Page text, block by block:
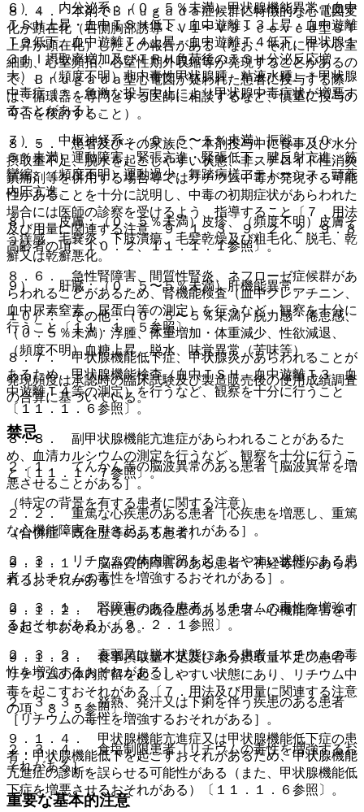
８．４． 本剤でＢｒｕｇａｄａ症候群に特徴的な心電図変
化が顕在化（右側胸部誘導＜Ｖ１〜Ｖ３＞ｃｏｖｅｄ型ＳＴ
上昇が顕在化）したとの報告がある（なお、それに伴う心室
細動、心室頻拍、心室性期外収縮等が発現することがあるの
で、Ｂｒｕｇａｄａ型心電図が疑われた患者に投与する際
は、循環器を専門とする医師に相談するなど、慎重に投与の
可否を検討すること）。
８．５． 患者及びその家族に、本剤投与中に食事及び水分
摂取量不足、脱水を起こしやすい状態、非ステロイド性消炎
鎮痛剤等を併用する場合等ではリチウム中毒が発現する可能
性があることを十分に説明し、中毒の初期症状があらわれた
場合には医師の診察を受けるよう、指導すること〔７．用法
及び用量に関連する注意、９．１．３、９．２．２、９．８
高齢者の項、１０．２、１１．１．１参照〕。
８．６． 急性腎障害、間質性腎炎、ネフローゼ症候群があ
らわれることがあるため、腎機能検査（血中クレアチニン、
血中尿素窒素、尿蛋白等の測定）を行うなど、観察を十分に
行うこと〔１１．１．５参照〕。
８．７． 甲状腺機能低下症、甲状腺炎があらわれることが
あるため、甲状腺機能検査（血中ＴＳＨ、血中遊離Ｔ３、血
中遊離Ｔ４等の測定）を行うなど、観察を十分に行うこと
〔１１．１．６参照〕。
８．８． 副甲状腺機能亢進症があらわれることがあるた
め、血清カルシウムの測定を行うなど、観察を十分に行うこ
と〔１１．１．７参照〕。
（特定の背景を有する患者に関する注意）
（合併症・既往歴等のある患者）
９．１．１． 脳器質的障害のある患者：神経毒性があらわ
れるおそれがある。
９．１．２． 心疾患の既往歴のある患者：心機能障害を引
き起こすおそれがある。
９．１．３． 食事摂取量不足及び水分摂取量不足の患者：
リチウムの体内貯留を起こしやすい状態にあり、リチウム中
毒を起こすおそれがある〔７．用法及び用量に関連する注意
の項、８．５参照〕。
９．１．４． 甲状腺機能亢進症又は甲状腺機能低下症の患
者：甲状腺機能低下を起こすおそれがあるため、甲状腺機能
亢進症の診断を誤らせる可能性がある（また、甲状腺機能低
下症を増悪させるおそれがある）〔１１．１．６参照〕。
６）． 内分泌系：（０．５％未満）甲状腺機能異常（血中
ＴＳＨ上昇・血中ＴＳＨ低下、血中遊離Ｔ３上昇・血中遊離
Ｔ３低下、血中遊離Ｔ４上昇・血中遊離Ｔ４低下、甲状腺１
３１Ｉ摂取率増加及びＴＲＨ負荷後のＴＳＨ分泌反応増
大）、（頻度不明）非中毒性甲状腺腫、粘液水腫、＊甲状腺
中毒症［＊：急激な投与中止により甲状腺中毒症状が増悪す
ることがある］。
７）． 中枢神経系：（０．５〜５％未満）振戦、（０．
５％未満）運動障害、緊張亢進・緊張低下、腱反射亢進、筋
攣縮、（頻度不明）運動過少、舞踏病様アテトーシス、頭蓋
内圧亢進。
８）． 皮膚：（０．５％未満）皮疹、（頻度不明）皮膚そ
う痒感、毛嚢炎、下肢潰瘍、毛髪乾燥及び粗毛化、脱毛、乾
癬又は乾癬悪化。
９）． 肝臓：（０．５〜５％未満）肝機能異常。
１０）． その他：（０．５〜５％未満）脱力感・倦怠感、
（０．５％未満）浮腫、体重増加・体重減少、性欲減退、
（頻度不明）血糖上昇、脱水、味覚異常（苦味等）。
発現頻度は承認時の臨床試験及び製造販売後の使用成績調査
の合算に基づいている。
禁忌
２．１． てんかん等の脳波異常のある患者［脳波異常を増
悪させることがある］。
２．２． 重篤な心疾患のある患者［心疾患を増悪し、重篤
な心機能障害を引き起こすおそれがある］。
２．３． リチウムの体内貯留を起こしやすい状態にある患
者［リチウムの毒性を増強するおそれがある］。
２．３．１． 腎障害のある患者［リチウムの毒性を増強す
るおそれがある］〔９．２．１参照〕。
２．３．２． 衰弱又は脱水状態にある患者［リチウムの毒
性を増強するおそれがある］。
２．３．３． 発熱、発汗又は下痢を伴う疾患のある患者
［リチウムの毒性を増強するおそれがある］。
２．３．４． 食塩制限患者［リチウムの毒性を増強するお
それがある］。
重要な基本的注意